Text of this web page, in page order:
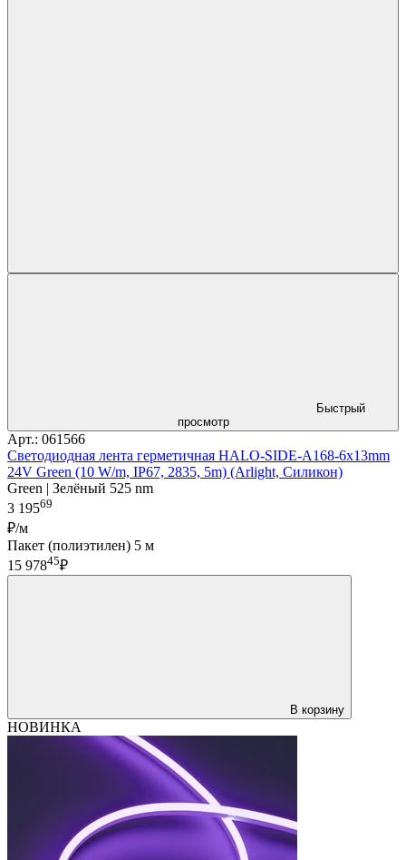
Быстрый
просмотр
Арт.: 061566
Светодиодная лента герметичная HALO-SIDE-A168-6x13mm
24V Green (10 W/m, IP67, 2835, 5m) (Arlight, Силикон)
Green | Зелёный 525 nm
3 19569
₽/м
Пакет (полиэтилен) 5 м
15 97845₽
В корзину
НОВИНКА